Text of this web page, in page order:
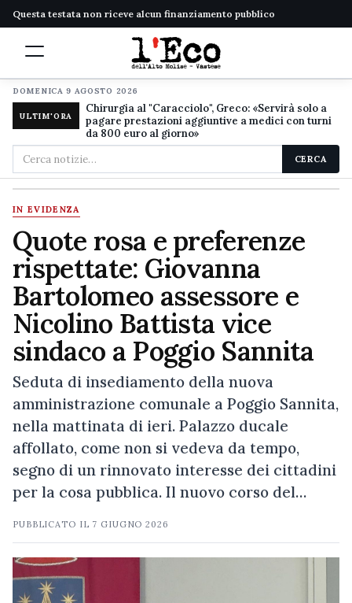
Questa testata non riceve alcun finanziamento pubblico
DOMENICA 9 AGOSTO 2026
ULTIM'ORA
Chirurgia al "Caracciolo", Greco: «Servirà solo a
pagare prestazioni aggiuntive a medici con turni
da 800 euro al giorno»
Cerca
nel
sito
CERCA
IN EVIDENZA
Quote rosa e preferenze
rispettate: Giovanna
Bartolomeo assessore e
Nicolino Battista vice
sindaco a Poggio Sannita
Seduta di insediamento della nuova
amministrazione comunale a Poggio Sannita,
nella mattinata di ieri. Palazzo ducale
affollato, come non si vedeva da tempo,
segno di un rinnovato interesse dei cittadini
per la cosa pubblica. Il nuovo corso del…
PUBBLICATO IL 7 GIUGNO 2026